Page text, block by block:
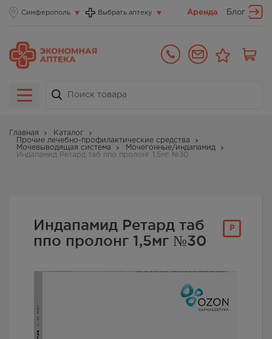
Симферополь Выбрать аптеку Аренда Блог
Главная
Каталог
Прочие лечебно-профилактические средства
Мочевыводящая система
Мочегонные/индапамид
Индапамид Ретард таб ппо пролонг 1,5мг №30
Р
Индапамид Ретард таб
ппо пролонг 1,5мг №30